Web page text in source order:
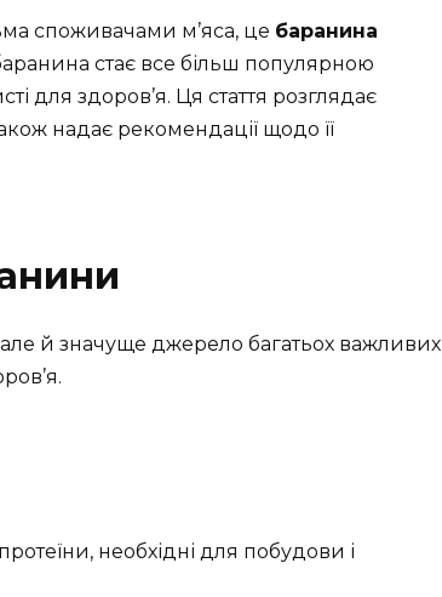
споживачами м’яса, це баранина
стає все більш популярною
для здоров’я. Ця стаття розглядає
надає рекомендації щодо її
й значуще джерело багатьох важливих
необхідні для побудови і